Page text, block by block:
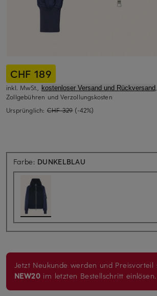
CHF 189
inkl. MwSt., kostenloser Versand und Rückversand
Zollgebühren und Verzollungskosten
Ursprünglich: CHF 329 (-42%)
Farbe: DUNKELBLAU
Jetzt Neukunde werden und Preisvorteil
NEW20 im letzten Bestellschritt einlösen.